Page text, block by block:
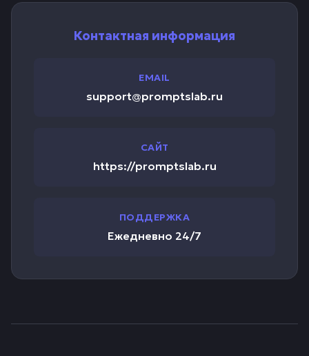
Контактная информация
EMAIL
support@promptslab.ru
САЙТ
https://promptslab.ru
ПОДДЕРЖКА
Ежедневно 24/7